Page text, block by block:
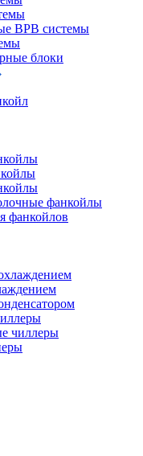
ВРВ системы
блоки
фанкойлы
фанкойлов
чиллеры